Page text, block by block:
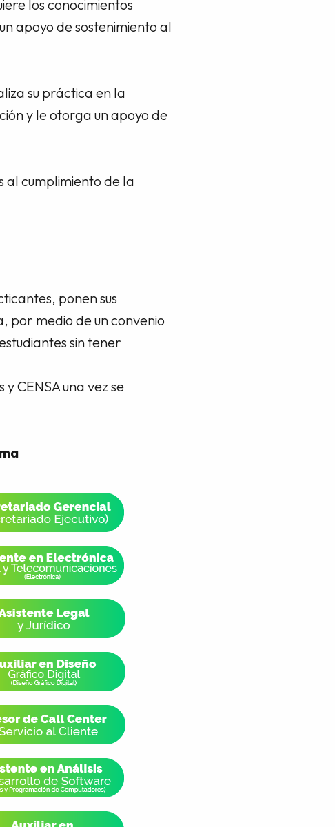
los conocimientos
apoyo de sostenimiento al
su práctica en la
y le otorga un apoyo de
al cumplimiento de la
ponen sus
por medio de un convenio
sin tener
CENSA una vez se